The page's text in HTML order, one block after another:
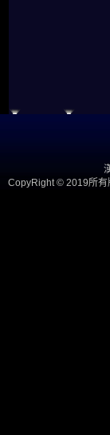
CopyRight © 2019所有